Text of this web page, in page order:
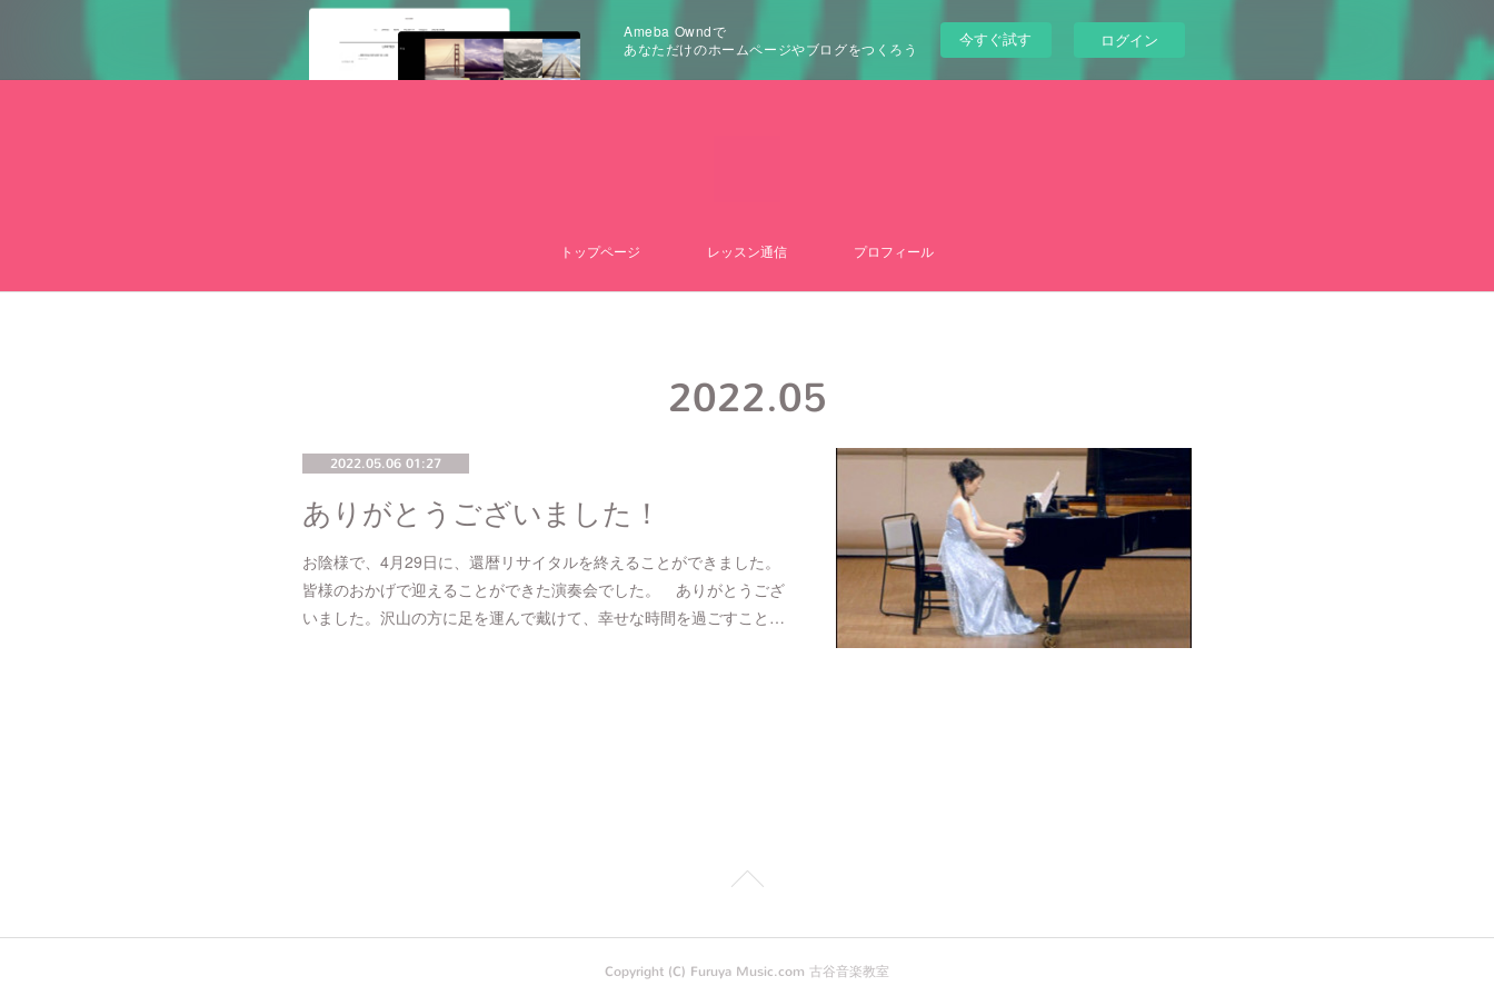
Ameba Owndで
あなただけのホームページやブログをつくろう
今すぐ試す ログイン
トップページ レッスン通信 プロフィール
2022.05
2022.05.06 01:27
ありがとうございました！
お陰様で、4月29日に、還暦リサイタルを終えることができました。
皆様のおかげで迎えることができた演奏会でした。 ありがとうござ
いました。沢山の方に足を運んで戴けて、幸せな時間を過ごすこと…
Copyright (C) Furuya Music.com 古谷音楽教室